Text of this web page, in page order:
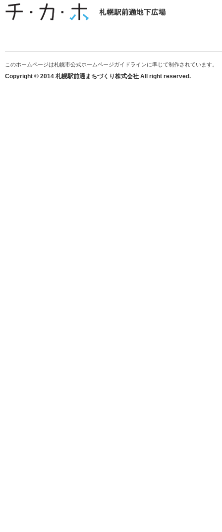
このホームページは札幌市公式ホームページガイドラインに準じて制作されています。
Copyright © 2014 札幌駅前通まちづくり株式会社 All right reserved.